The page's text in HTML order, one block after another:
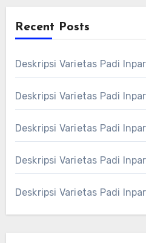
Recent Posts
Deskripsi Varietas Padi
Deskripsi Varietas Padi
Deskripsi Varietas Padi
Deskripsi Varietas Padi
Deskripsi Varietas Padi